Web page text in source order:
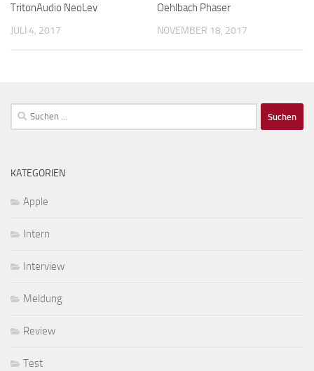
TritonAudio NeoLev
JULI 4, 2017
Oehlbach Phaser
NOVEMBER 18, 2017
Suchen
nach:
KATEGORIEN
Apple
Intern
Interview
Meldung
Review
Test